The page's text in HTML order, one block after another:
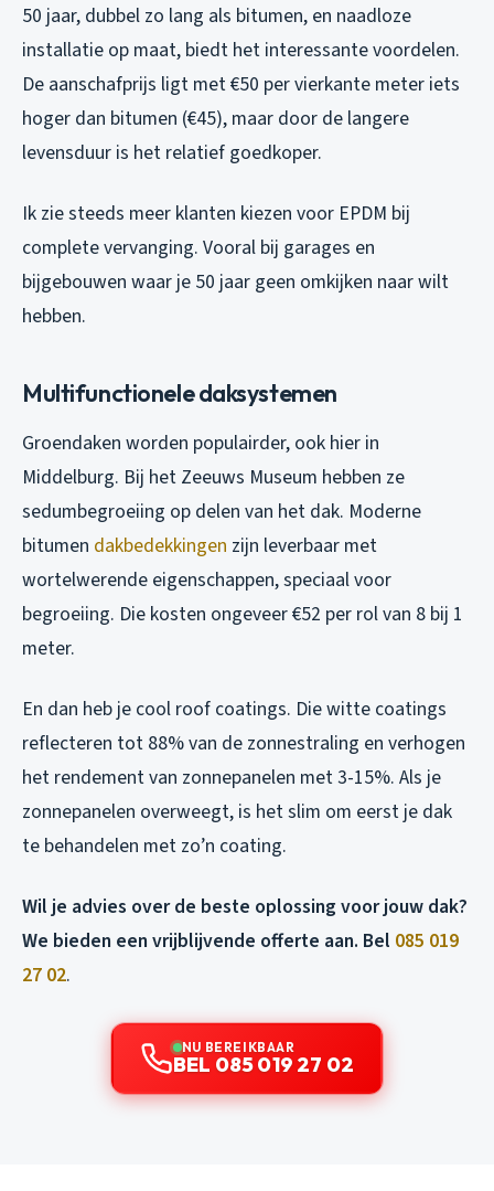
50 jaar, dubbel zo lang als bitumen, en naadloze
installatie op maat, biedt het interessante voordelen.
De aanschafprijs ligt met €50 per vierkante meter iets
hoger dan bitumen (€45), maar door de langere
levensduur is het relatief goedkoper.
Ik zie steeds meer klanten kiezen voor EPDM bij
complete vervanging. Vooral bij garages en
bijgebouwen waar je 50 jaar geen omkijken naar wilt
hebben.
Multifunctionele daksystemen
Groendaken worden populairder, ook hier in
Middelburg. Bij het Zeeuws Museum hebben ze
sedumbegroeiing op delen van het dak. Moderne
bitumen dakbedekkingen zijn leverbaar met
wortelwerende eigenschappen, speciaal voor
begroeiing. Die kosten ongeveer €52 per rol van 8 bij 1
meter.
En dan heb je cool roof coatings. Die witte coatings
reflecteren tot 88% van de zonnestraling en verhogen
het rendement van zonnepanelen met 3-15%. Als je
zonnepanelen overweegt, is het slim om eerst je dak
te behandelen met zo’n coating.
Wil je advies over de beste oplossing voor jouw dak?
We bieden een vrijblijvende offerte aan. Bel 085 019
27 02.
NU BEREIKBAAR
BEL 085 019 27 02